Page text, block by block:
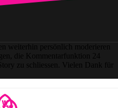
weiterhin persönlich moderieren
die Kommentarfunktion 24
zu schliessen. Vielen Dank für